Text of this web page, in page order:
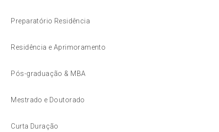
Preparatório Residência
Residência e Aprimoramento
Pós-graduação & MBA
Mestrado e Doutorado
Curta Duração